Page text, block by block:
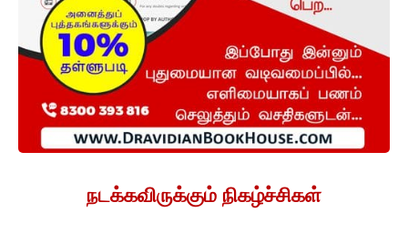
நடக்கவிருக்கும் நிகழ்ச்சிகள்